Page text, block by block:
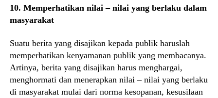
10. Memperhatikan nilai – nilai yang berlaku dalam
masyarakat
Suatu berita yang disajikan kepada publik haruslah
memperhatikan kenyamanan publik yang membacanya.
Artinya, berita yang disajikan harus menghargai,
menghormati dan menerapkan nilai – nilai yang berlaku
di masyarakat mulai dari norma kesopanan, kesusilaan